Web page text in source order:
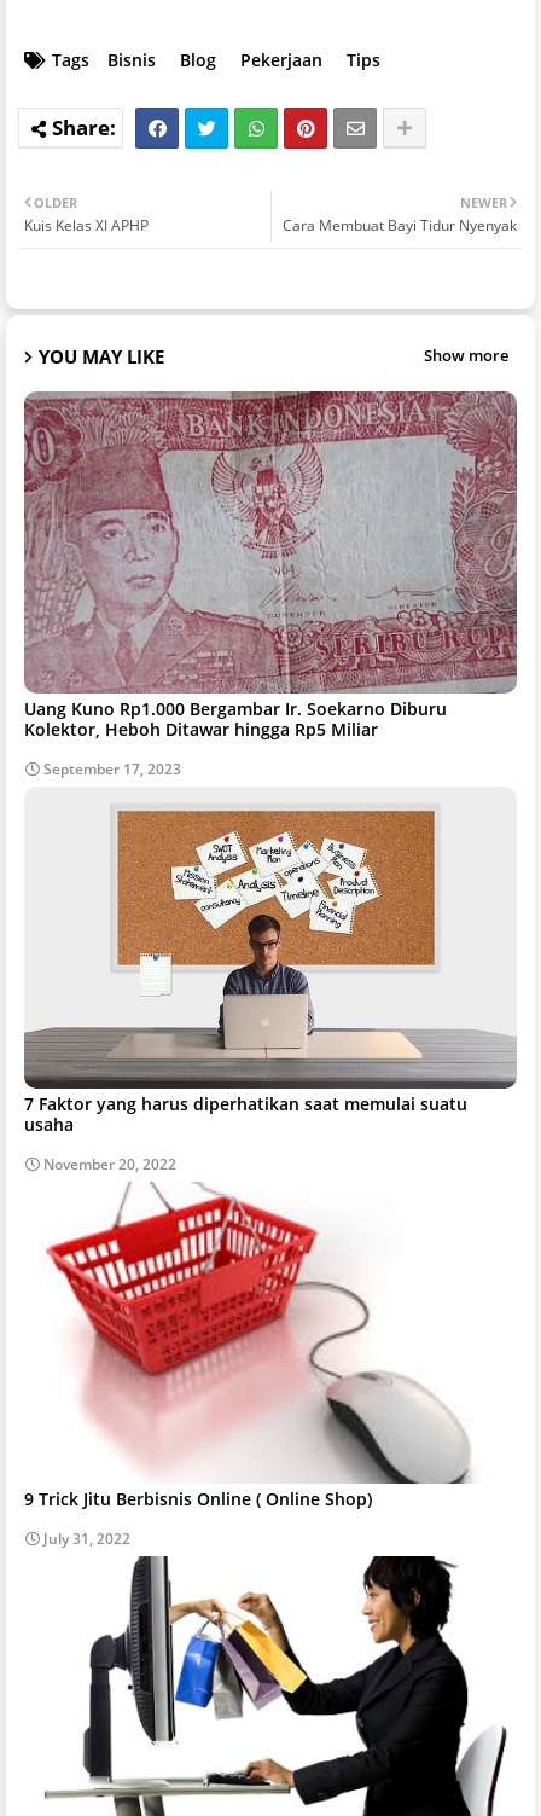
Tags Bisnis Blog Pekerjaan Tips
NEWER
Cara Membuat Bayi Tidur Nyenyak
OLDER
Kuis Kelas XI APHP
YOU MAY LIKE Show more
Uang Kuno Rp1.000 Bergambar Ir. Soekarno Diburu
Kolektor, Heboh Ditawar hingga Rp5 Miliar
September 17, 2023
7 Faktor yang harus diperhatikan saat memulai suatu
usaha
November 20, 2022
9 Trick Jitu Berbisnis Online ( Online Shop)
July 31, 2022